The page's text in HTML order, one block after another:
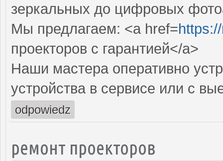
зеркальных до цифровых
Мы предлагаем: <a href=
проекторов с гарантией</a>
Наши мастера оперативно
устройства в сервисе или с
odpowiedz
ремонт проекторов